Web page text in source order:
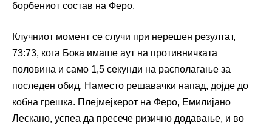
борбениот состав на Феро.
Клучниот момент се случи при нерешен резултат,
73:73, кога Бока имаше аут на противничката
половина и само 1,5 секунди на располагање за
последен обид. Наместо решавачки напад, дојде до
кобна грешка. Плејмејкерот на Феро, Емилијано
Лескано, успеа да пресече ризично додавање, и во